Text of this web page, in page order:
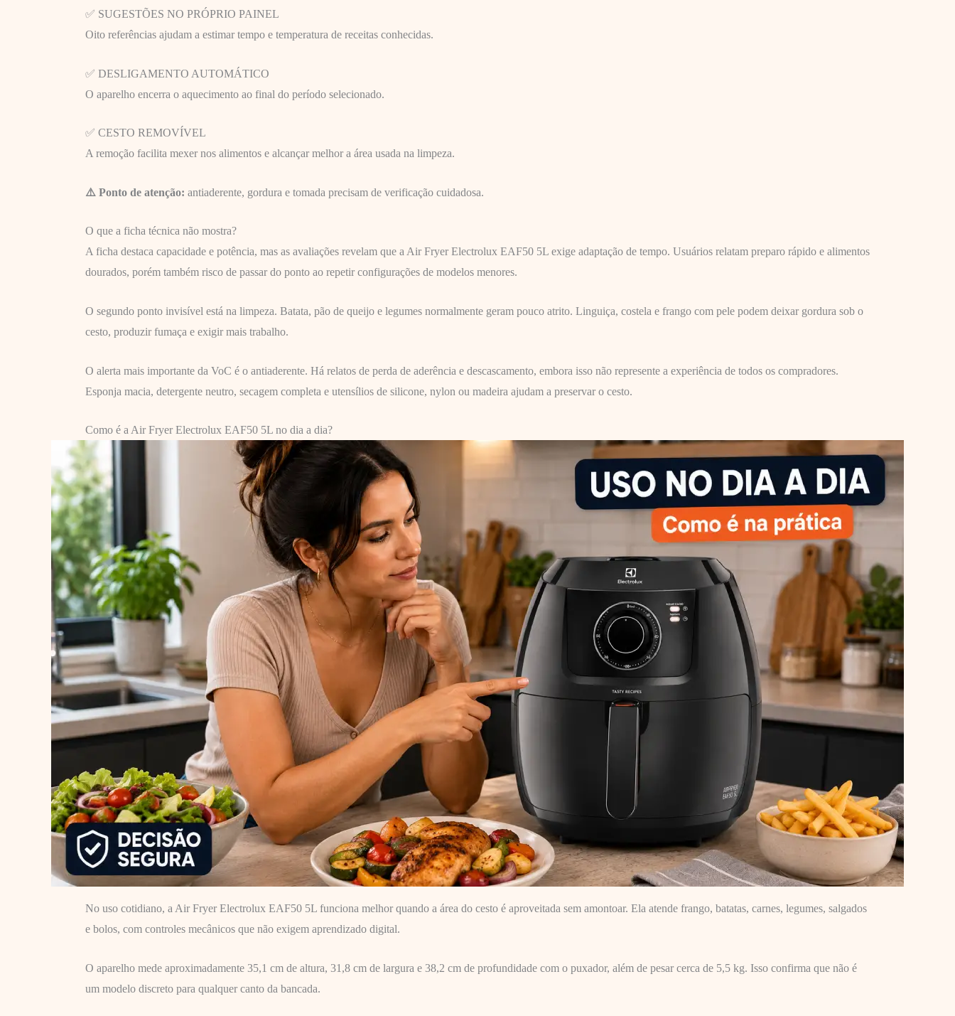
✅ SUGESTÕES NO PRÓPRIO PAINEL
Oito referências ajudam a estimar tempo e temperatura de receitas conhecidas.
✅ DESLIGAMENTO AUTOMÁTICO
O aparelho encerra o aquecimento ao final do período selecionado.
✅ CESTO REMOVÍVEL
A remoção facilita mexer nos alimentos e alcançar melhor a área usada na limpeza.
⚠️ Ponto de atenção: antiaderente, gordura e tomada precisam de verificação cuidadosa.
O que a ficha técnica não mostra?
A ficha destaca capacidade e potência, mas as avaliações revelam que a Air Fryer Electrolux EAF50 5L exige adaptação de tempo. Usuários relatam preparo rápido e alimentos
dourados, porém também risco de passar do ponto ao repetir configurações de modelos menores.
O segundo ponto invisível está na limpeza. Batata, pão de queijo e legumes normalmente geram pouco atrito. Linguiça, costela e frango com pele podem deixar gordura sob o
cesto, produzir fumaça e exigir mais trabalho.
O alerta mais importante da VoC é o antiaderente. Há relatos de perda de aderência e descascamento, embora isso não represente a experiência de todos os compradores.
Esponja macia, detergente neutro, secagem completa e utensílios de silicone, nylon ou madeira ajudam a preservar o cesto.
Como é a Air Fryer Electrolux EAF50 5L no dia a dia?
No uso cotidiano, a Air Fryer Electrolux EAF50 5L funciona melhor quando a área do cesto é aproveitada sem amontoar. Ela atende frango, batatas, carnes, legumes, salgados
e bolos, com controles mecânicos que não exigem aprendizado digital.
O aparelho mede aproximadamente 35,1 cm de altura, 31,8 cm de largura e 38,2 cm de profundidade com o puxador, além de pesar cerca de 5,5 kg. Isso confirma que não é
um modelo discreto para qualquer canto da bancada.